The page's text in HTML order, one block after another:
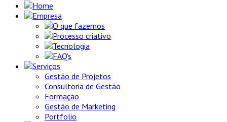
Home
Empresa
O que fazemos
Processo criativo
Tecnologia
FAQ's
Serviços
Gestão de Projetos
Consultoria de Gestão
Formação
Gestão de Marketing
Portfolio